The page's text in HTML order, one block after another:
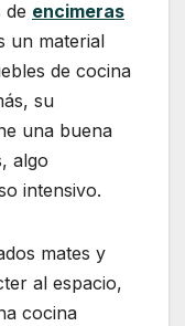
de encimeras
un material
de cocina
su
una buena
algo
intensivo.
mates y
al espacio,
cocina